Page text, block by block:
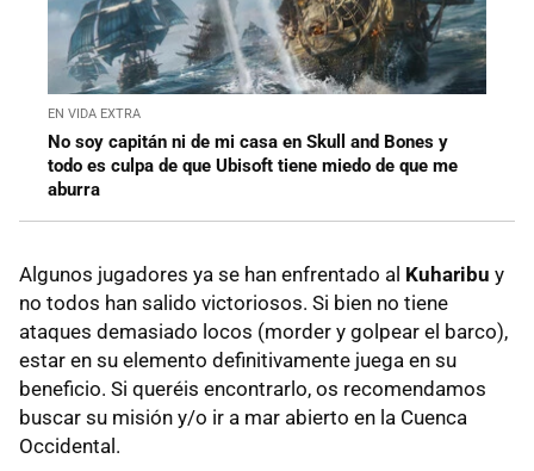
EN VIDA EXTRA
No soy capitán ni de mi casa en Skull and Bones y
todo es culpa de que Ubisoft tiene miedo de que me
aburra
Algunos jugadores ya se han enfrentado al Kuharibu y
no todos han salido victoriosos. Si bien no tiene
ataques demasiado locos (morder y golpear el barco),
estar en su elemento definitivamente juega en su
beneficio. Si queréis encontrarlo, os recomendamos
buscar su misión y/o ir a mar abierto en la Cuenca
Occidental.